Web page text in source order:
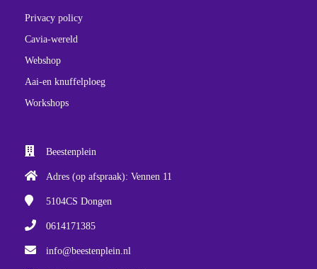
Privacy policy
Cavia-wereld
Webshop
Aai-en knuffelploeg
Workshops
Beestenplein
Adres (op afspraak): Vennen 11
5104CS Dongen
0614171385
info@beestenplein.nl